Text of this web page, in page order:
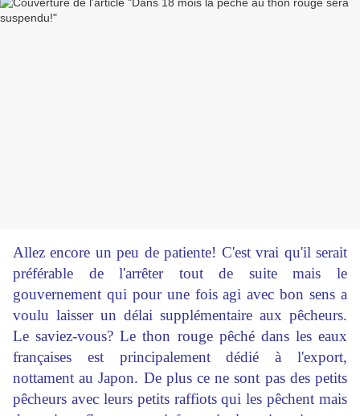
Allez encore un peu de patiente! C'est vrai qu'il serait
préférable de l'arrêter tout de suite mais le
gouvernement qui pour une fois agi avec bon sens a
voulu laisser un délai supplémentaire aux pêcheurs.
Le saviez-vous? Le thon rouge pêché dans les eaux
françaises est principalement dédié à l'export,
nottament au Japon. De plus ce ne sont pas des petits
pêcheurs avec leurs petits raffiots qui les pêchent mais